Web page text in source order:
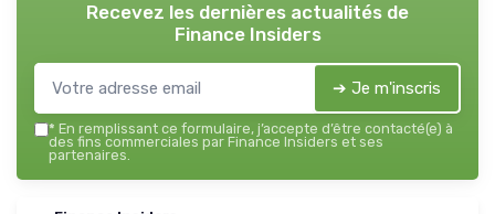
Recevez les dernières actualités de
Finance Insiders
➔ Je m'inscris
* En remplissant ce formulaire, j’accepte d’être contacté(e) à
des fins commerciales par Finance Insiders et ses
partenaires.